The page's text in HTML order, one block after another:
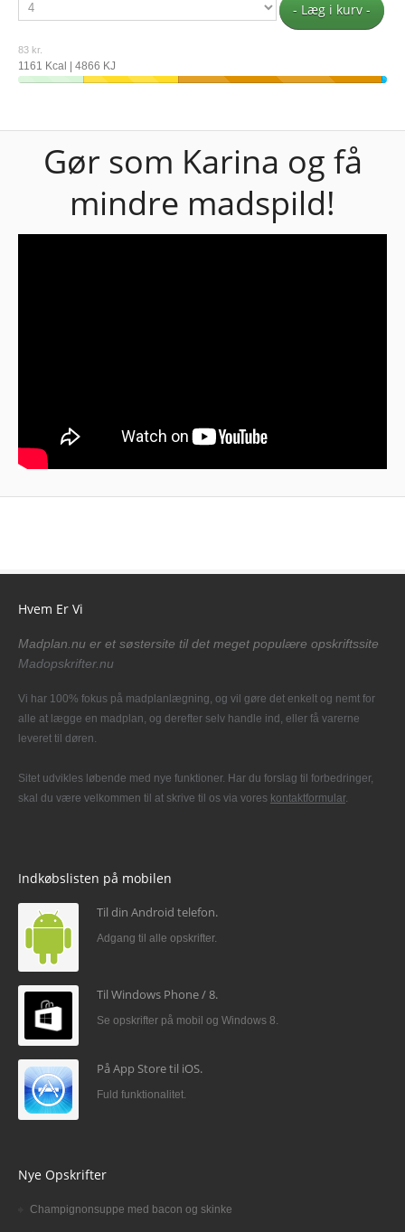
- Læg i kurv -
83 kr.
1161 Kcal | 4866 KJ
Gør som Karina og få
mindre madspild!
Hvem Er Vi
Madplan.nu er et søstersite til det meget populære opskriftssite
Madopskrifter.nu
Vi har 100% fokus på madplanlægning, og vil gøre det enkelt og nemt for
alle at lægge en madplan, og derefter selv handle ind, eller få varerne
leveret til døren.
Sitet udvikles løbende med nye funktioner. Har du forslag til forbedringer,
skal du være velkommen til at skrive til os via vores kontaktformular.
Indkøbslisten på mobilen
Til din Android telefon.
Adgang til alle opskrifter.
Til Windows Phone / 8.
Se opskrifter på mobil og Windows 8.
På App Store til iOS.
Fuld funktionalitet.
Nye Opskrifter
Champignonsuppe med bacon og skinke